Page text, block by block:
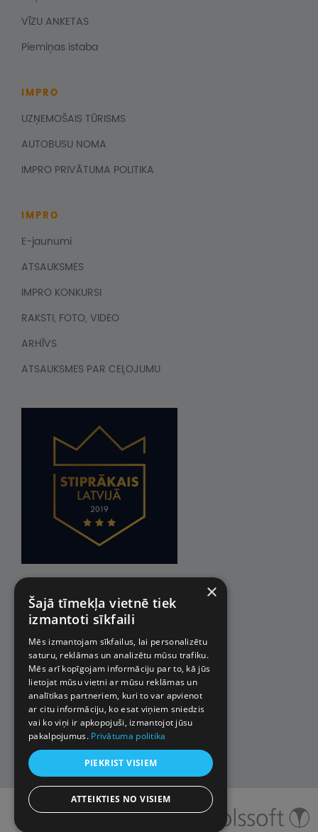
VĪZU ANKETAS
Piemiņas istaba
IMPRO
UZŅEMOŠAIS TŪRISMS
AUTOBUSU NOMA
IMPRO PRIVĀTUMA POLITIKA
IMPRO
E-jaunumi
ATSAUKSMES
IMPRO KONKURSI
RAKSTI, FOTO, VIDEO
ARHĪVS
ATSAUKSMES PAR CEĻOJUMU
© 2026 Impro ceļojumi. Visas
tiesības aizsargātas.
×
Šajā tīmekļa vietnē tiek
izmantoti sīkfaili
Mēs izmantojam sīkfailus, lai personalizētu
saturu, reklāmas un analizētu mūsu trafiku.
Mēs arī kopīgojam informāciju par to, kā jūs
lietojat mūsu vietni ar mūsu reklāmas un
analītikas partneriem, kuri to var apvienot
ar citu informāciju, ko esat viņiem sniedzis
vai ko viņi ir apkopojuši, izmantojot jūsu
pakalpojumus. Privātuma politika
PIEKRIST VISIEM
ATTEIKTIES NO VISIEM